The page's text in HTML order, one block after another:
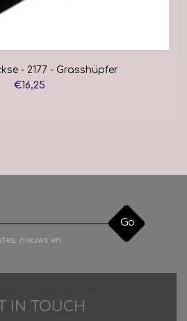
- 2177 - Grasshüpfer
€16,25
Go
nieuws en
IN TOUCH